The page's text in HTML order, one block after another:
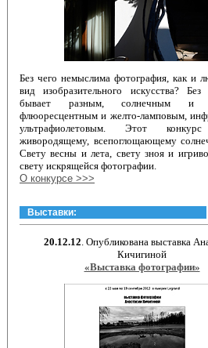
Без чего немыслима фотография, как и
вид изобразительного искусства?
бывает разным, солнечным и
флюоресцентным и желто-ламповым,
ультрафиолетовым. Этот
живородящему, всепоглощающему
Свету весны и лета, свету зноя и
свету искрящейся фотографии.
О конкурсе >>>
Выставки:
20.12.12 . Опубликована выставка
Кичигиной
«Выставка фотографии»